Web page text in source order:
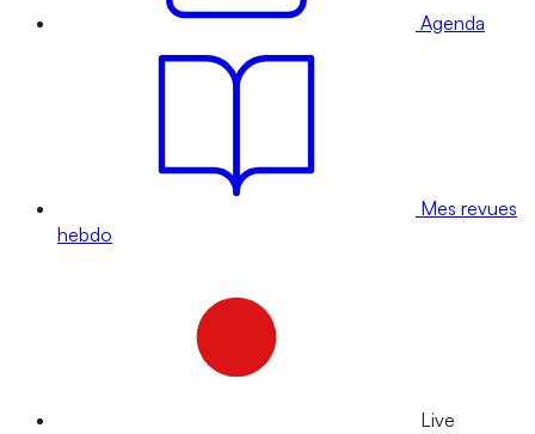
Agenda
Mes revues
hebdo
Live